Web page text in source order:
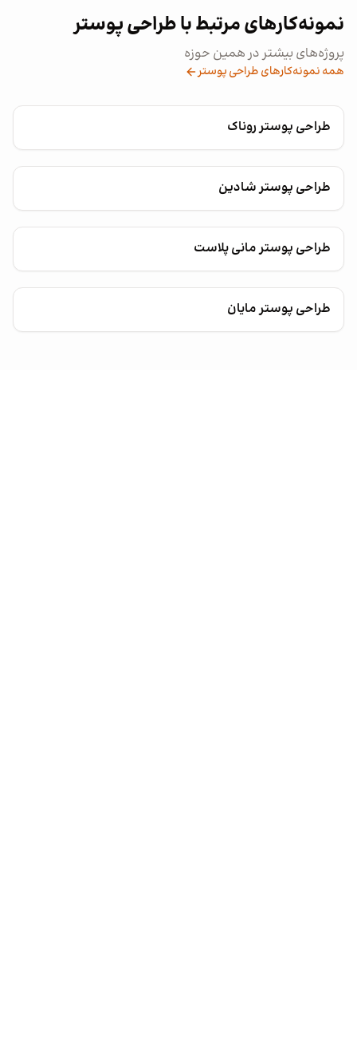
نمونه‌کارهای مرتبط با طراحی پوستر
پروژه‌های بیشتر در همین حوزه
همه نمونه‌کارهای طراحی پوستر
طراحی پوستر روناک
طراحی پوستر شادین
طراحی پوستر مانی پلاست
طراحی پوستر مایان